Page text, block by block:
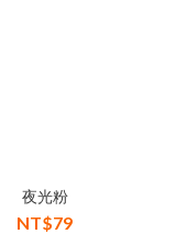
夜光粉
NT$79